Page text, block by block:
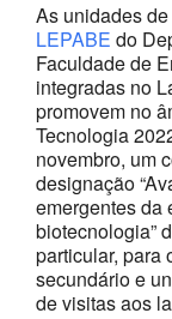
As unidades
LEPABE do
Faculdade de
integradas no
promovem no
Tecnologia
novembro, um
designação
emergentes da
biotecnologia”
particular, para
secundário e
devisitas aos